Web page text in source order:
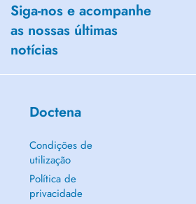
Siga-nos e acompanhe
as nossas últimas
notícias
Doctena
Condições de
utilização
Política de
privacidade